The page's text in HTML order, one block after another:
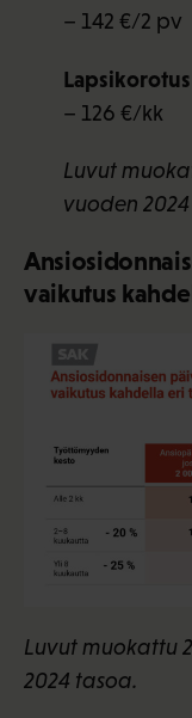
– 142 €/2 pv
Lapsikorotus
– 126 €/kk
Luvut
vuoden
vaikutus
Luvut muokattu
2024 tasoa.